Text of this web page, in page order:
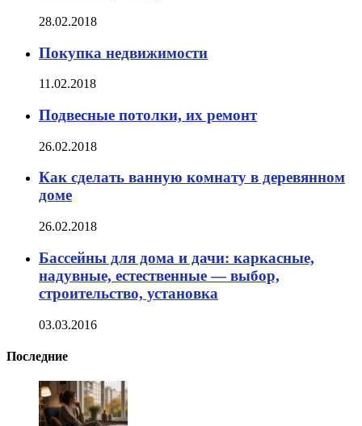
28.02.2018
Покупка недвижимости
11.02.2018
Подвесные потолки, их ремонт
26.02.2018
Как сделать ванную комнату в деревянном
доме
26.02.2018
Бассейны для дома и дачи: каркасные,
надувные, естественные — выбор,
строительство, установка
03.03.2016
Последние